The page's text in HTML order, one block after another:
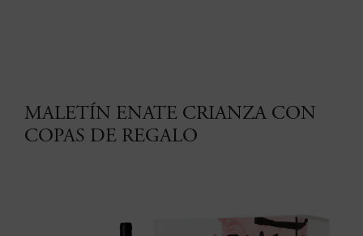
MALETÍN ENATE CRIANZA CON
COPAS DE REGALO